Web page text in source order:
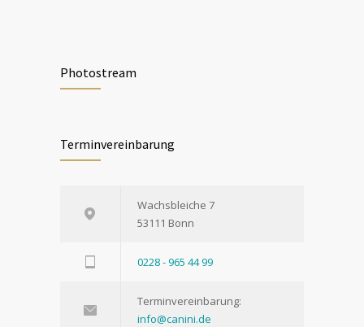
Photostream
Terminvereinbarung
Wachsbleiche 7
53111 Bonn
0228 - 965 44 99
Terminvereinbarung:
info@canini.de